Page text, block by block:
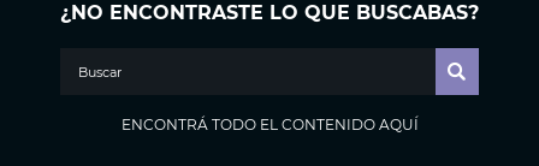
¿NO ENCONTRASTE LO QUE BUSCABAS?
ENCONTRÁ TODO EL CONTENIDO AQUÍ